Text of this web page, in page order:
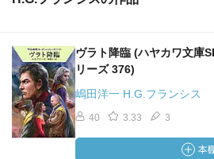
ヴラト降臨 (ハヤカワ文庫
リーズ 376)
嶋田洋一 H.G.フランシス
40 3.33 3